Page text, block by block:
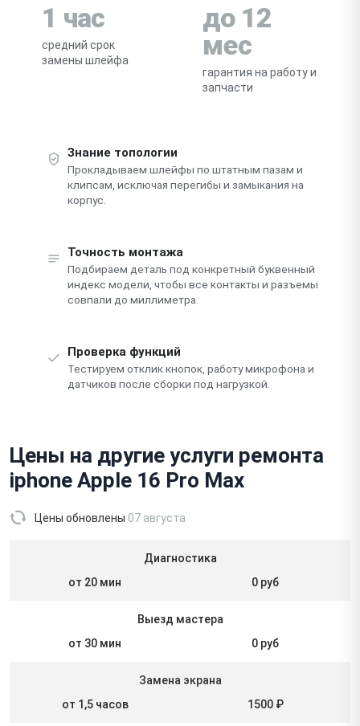
1 час
средний срок
замены шлейфа
до 12
мес
гарантия на работу и
запчасти
Знание топологии
Прокладываем шлейфы по штатным пазам и
клипсам, исключая перегибы и замыкания на
корпус.
Точность монтажа
Подбираем деталь под конкретный буквенный
индекс модели, чтобы все контакты и разъемы
совпали до миллиметра.
Проверка функций
Тестируем отклик кнопок, работу микрофона и
датчиков после сборки под нагрузкой.
Цены на другие услуги ремонта
iphone Apple 16 Pro Max
Цены обновлены 07 августа
Диагностика
от 20 мин
0 руб
Выезд мастера
от 30 мин
0 руб
Замена экрана
от 1,5 часов
1500 ₽